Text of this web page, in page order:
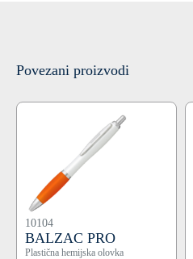
Povezani proizvodi
10104
BALZAC PRO
Plastična hemijska olovka